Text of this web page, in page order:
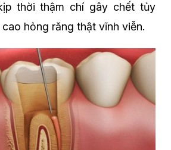
thời thậm chí gây chết tủy
hỏng răng thật vĩnh viễn.